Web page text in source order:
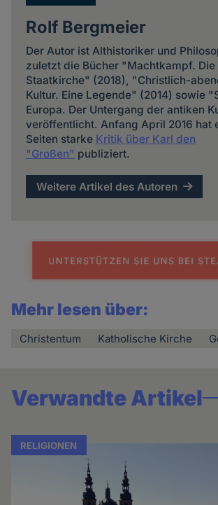
Rolf Bergmeier
Der Autor ist Althistoriker und
zuletzt die Bücher "Machtkampf. Die
Staatkirche" (2018), "Christlich-
Kultur. Eine Legende" (2014) sowie
Europa. Der Untergang der antiken
veröffentlicht. Anfang April 2016 hat
Seiten starke Kritik über Karl den
"Großen" publiziert.
Weitere Artikel des Autoren
Mehr lesen über:
Christentum Katholische Kirche
Verwandte Artikel
RELIGIONEN